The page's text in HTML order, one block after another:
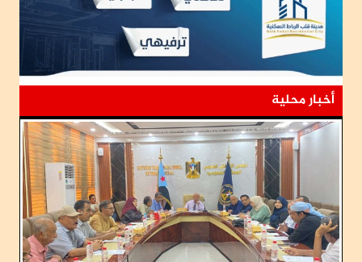
أخبار محلية